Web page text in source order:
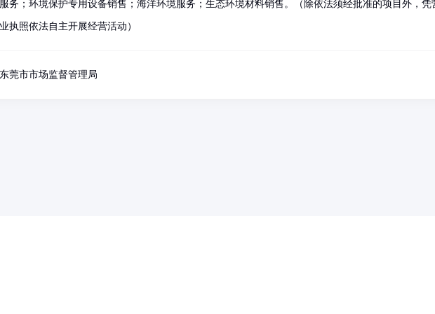
服务；环境保护专用设备销售；海洋环境服务；生态环境材料销售。（除依法须经批准的项目外，凭
业执照依法自主开展经营活动）
东莞市市场监督管理局